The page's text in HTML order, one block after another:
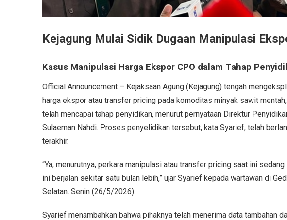
Kejagung Mulai Sidik Dugaan Manipulasi
Kasus Manipulasi Harga Ekspor CPO dalam Tahap
Official Announcement – Kejaksaan Agung (Kejagung) tengah
harga ekspor atau transfer pricing pada komoditas minyak sawit
telah mencapai tahap penyidikan, menurut pernyataan Direktur
Sulaeman Nahdi. Proses penyelidikan tersebut, kata Syarief, telah
terakhir.
“Ya, menurutnya, perkara manipulasi atau transfer pricing saat ini
ini berjalan sekitar satu bulan lebih,” ujar Syarief kepada wartawan di
Selatan, Senin (26/5/2026).
Syarief menambahkan bahwa pihaknya telah menerima data tambahan